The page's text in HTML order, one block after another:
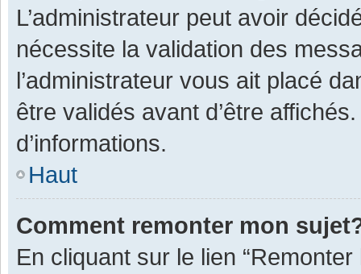
L’administrateur peut avoir
nécessite la validation des
l’administrateur vous ait placé
être validés avant d’être
d’informations.
Haut
Comment remonter mon
En cliquant sur le lien